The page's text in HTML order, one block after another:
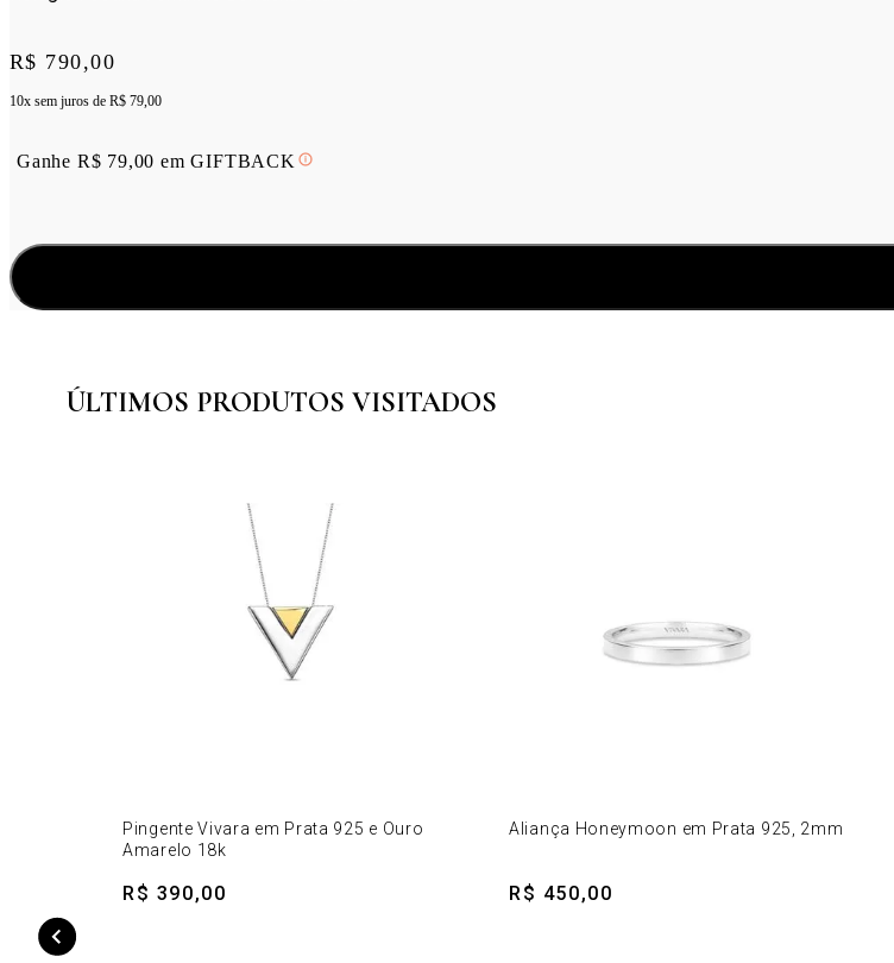
Price:
R$ 790,00
10x sem juros de R$ 79,00
Ganhe R$ 79,00 emGIFTBACK
ÚLTIMOS PRODUTOS VISITADOS
Pingente Vivara em Prata 925 e Ouro
Amarelo 18k
R$ 390,00
Aliança Honeymoon em Prata 925, 2mm
R$ 450,00